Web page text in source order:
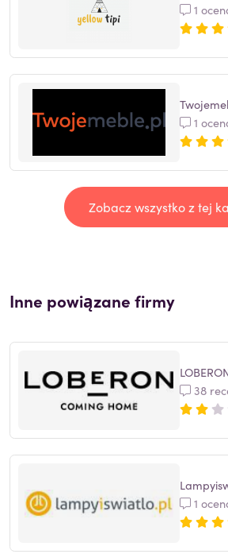
1
1
Zobacz wszystko z tej
Inne powiązane firmy
38
1